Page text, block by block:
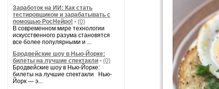
Заработок на ИИ: Как стать
тестировщиком и зарабатывать с
помощью РосНейро! - (0)
В современном мире технологии
искусственного разума становятся
все более популярными и ...
Бродвейские шоу в Нью-Йорке:
билеты на лучшие спектакли - (0)
Бродвейские шоу в Нью-Йорке:
билеты на лучшие спектакли Нью-
Йорк — э...